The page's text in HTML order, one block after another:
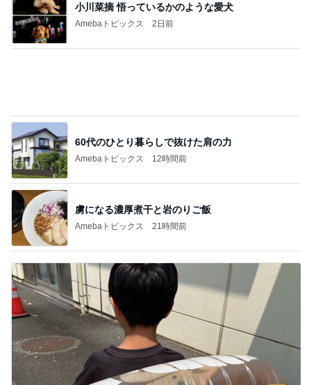
小川菜摘 悟っているかのような愛犬
Amebaトピックス 2日前
虜になる濃厚煮干と岩のりご飯
Amebaトピックス 21時間前
一人いないだけで変わってしまった日常
Amebaトピックス 2日前